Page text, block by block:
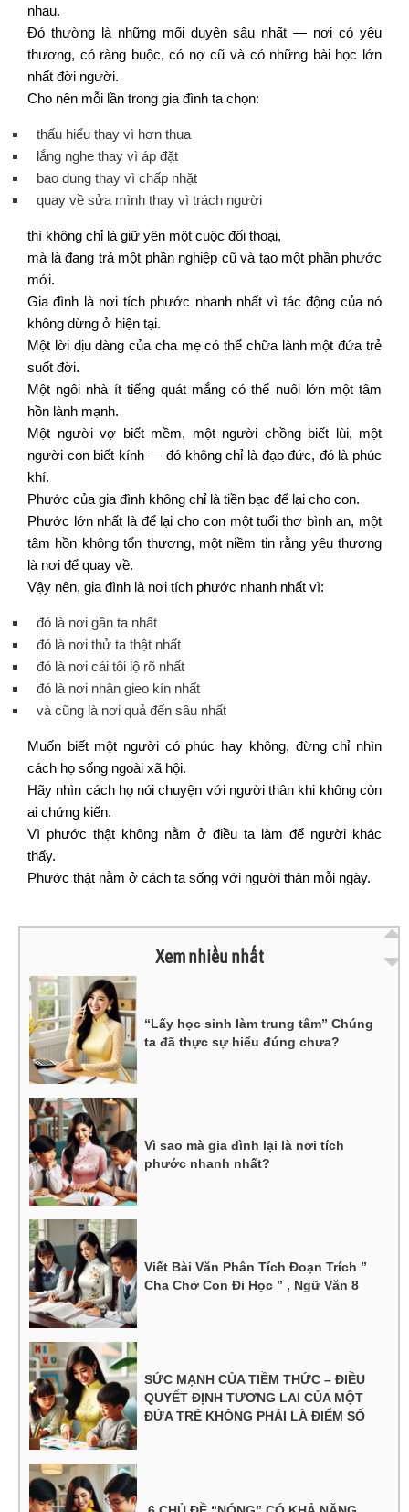
nhau.
Đó thường là những mối duyên sâu nhất — nơi có yêu
thương, có ràng buộc, có nợ cũ và có những bài học lớn
nhất đời người.
Cho nên mỗi lần trong gia đình ta chọn:
thấu hiểu thay vì hơn thua
lắng nghe thay vì áp đặt
bao dung thay vì chấp nhặt
quay về sửa mình thay vì trách người
thì không chỉ là giữ yên một cuộc đối thoại,
mà là đang trả một phần nghiệp cũ và tạo một phần phước
mới.
Gia đình là nơi tích phước nhanh nhất vì tác động của nó
không dừng ở hiện tại.
Một lời dịu dàng của cha mẹ có thể chữa lành một đứa trẻ
suốt đời.
Một ngôi nhà ít tiếng quát mắng có thể nuôi lớn một tâm
hồn lành mạnh.
Một người vợ biết mềm, một người chồng biết lùi, một
người con biết kính — đó không chỉ là đạo đức, đó là phúc
khí.
Phước của gia đình không chỉ là tiền bạc để lại cho con.
Phước lớn nhất là để lại cho con một tuổi thơ bình an, một
tâm hồn không tổn thương, một niềm tin rằng yêu thương
là nơi để quay về.
Vậy nên, gia đình là nơi tích phước nhanh nhất vì:
đó là nơi gần ta nhất
đó là nơi thử ta thật nhất
đó là nơi cái tôi lộ rõ nhất
đó là nơi nhân gieo kín nhất
và cũng là nơi quả đến sâu nhất
Muốn biết một người có phúc hay không, đừng chỉ nhìn
cách họ sống ngoài xã hội.
Hãy nhìn cách họ nói chuyện với người thân khi không còn
ai chứng kiến.
Vì phước thật không nằm ở điều ta làm để người khác
thấy.
Phước thật nằm ở cách ta sống với người thân mỗi ngày.
Xem nhiều nhất
“Lấy học sinh làm trung tâm” Chúng
ta đã thực sự hiểu đúng chưa?
Vì sao mà gia đình lại là nơi tích
phước nhanh nhất?
Viết Bài Văn Phân Tích Đoạn Trích ”
Cha Chở Con Đi Học ” , Ngữ Văn 8
SỨC MẠNH CỦA TIỀM THỨC – ĐIỀU
QUYẾT ĐỊNH TƯƠNG LAI CỦA MỘT
ĐỨA TRẺ KHÔNG PHẢI LÀ ĐIỂM SỐ